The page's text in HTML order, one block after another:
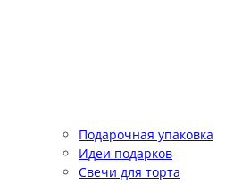
Подарочная упаковка
Идеи подарков
Свечи для торта